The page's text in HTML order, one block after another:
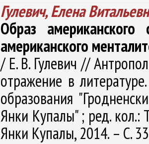
Гулевич, Елена
Образ американского
американского
/ Е. В. Гулевич //
отражение в
образования
Янки Купалы" ; ред. кол.:
Янки Купалы, 2014. – С.